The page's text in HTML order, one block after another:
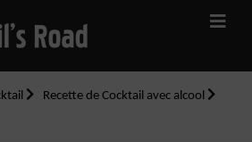
Recette de Cocktail avec alcool